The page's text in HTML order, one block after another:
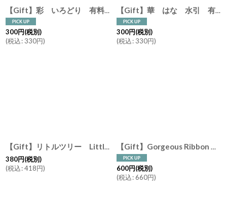
【Gift】彩 いろどり 有料ラッピング 和柄 熨斗 リボン 水引 ギフトラッピング
300円(税別)
(税込: 330円)
【Gift】華 はな 水引 有料ラッピング 和柄 熨斗 ギフトラッピング
300円(税別)
(税込: 330円)
【Gift】リトルツリー Little tree コサージュ Gift Wrapping 有料ギフトラッピング (プリザーブドフラワー・リボン）
380円(税別)
(税込:418円)
【Gift】Gorgeous Ribbon Gift Wrapping 有料ギフトラッピング ゴージャスリボン サプライズギフト
600円(税別)
(税込:660円)